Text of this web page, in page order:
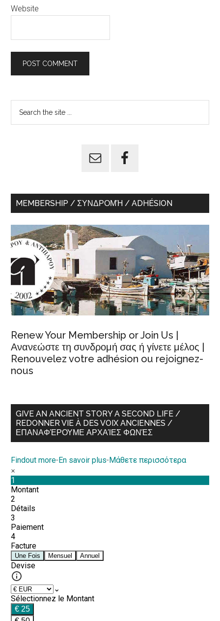
Website
Primary
Sidebar
MEMBERSHIP / ΣΥΝΔΡΟΜΉ / ADHÉSION
Renew Your Membership or Join Us |
Ανανεώστε τη συνδρομή σας ή γίνετε μέλος |
Renouvelez votre adhésion ou rejoignez-
nous
GIVE AN ANCIENT STORY A SECOND LIFE /
REDONNER VIE À DES VOIX ANCIENNES /
ΕΠΑΝΑΦΈΡΟΥΜΕ ΑΡΧΑΊΕΣ ΦΩΝΈΣ
Findout more-En savoir plus-Μάθετε περισσότερα